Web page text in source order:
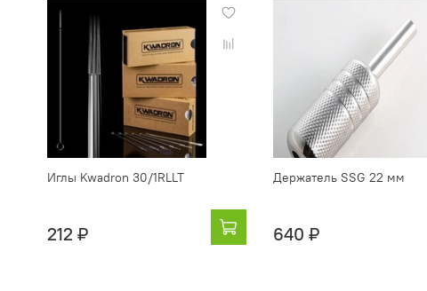
Иглы Kwadron 30/1RLLT
212 ₽
Держатель SSG 22 мм
640 ₽